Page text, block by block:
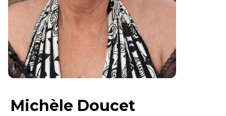
Michèle Doucet